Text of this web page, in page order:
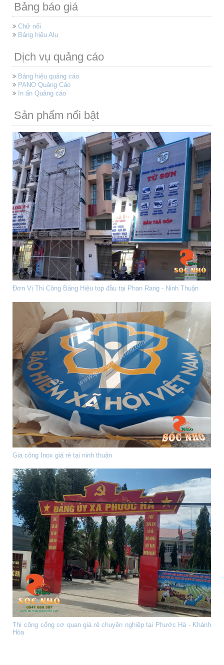
Bảng báo giá
Chữ nổi
Bảng hiệu Alu
Dịch vụ quảng cáo
Bảng hiệu quảng cáo
PANO Quảng Cáo
In ấn Quảng cáo
Sản phẩm nổi bật
Đơn Vị Thi Công Bảng Hiệu top đầu tại Phan Rang - Ninh Thuận
Gia công Inox giá rẻ tại ninh thuận
Thi công cổng cơ quan giá rẻ chuyên nghiệp tại Phước Hà - Khánh
Hòa